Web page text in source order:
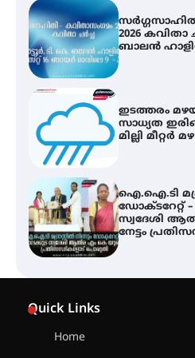
2026 കവിതാ
ബാലൻ
ഇടത്തരം
സാധ്യത
മില്ലി മീറ്റർ
ഐ.ഐ.ടി
ഡോക്ടറേറ്റ്
സ്വദേശി
നേട്ടം
Quick Links
Home